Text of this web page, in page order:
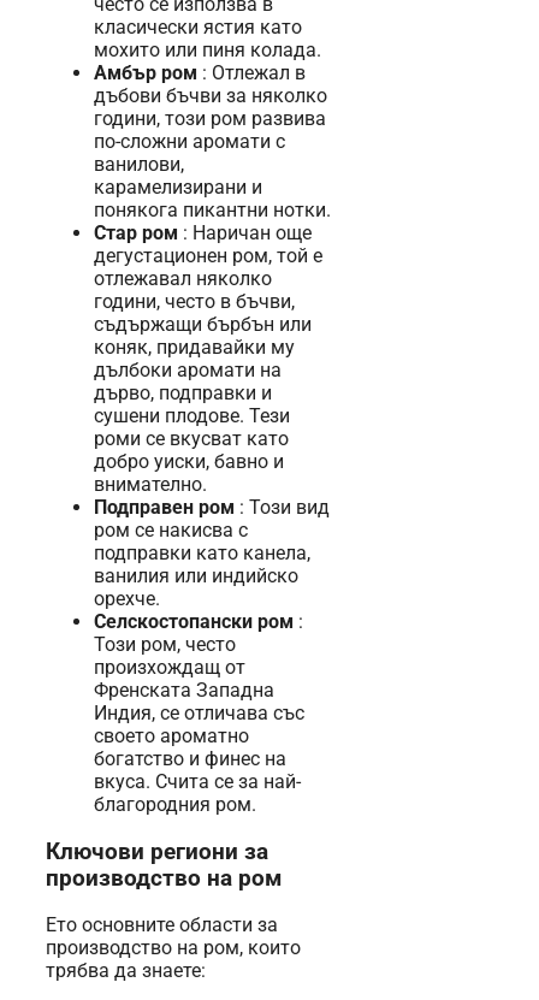
класически ястия като
мохито или пиня колада.
Амбър ром : Отлежал в
дъбови бъчви за няколко
години, този ром развива
по-сложни аромати с
ванилови,
карамелизирани и
понякога пикантни нотки.
Стар ром : Наричан още
дегустационен ром, той е
отлежавал няколко
години, често в бъчви,
съдържащи бърбън или
коняк, придавайки му
дълбоки аромати на
дърво, подправки и
сушени плодове. Тези
роми се вкусват като
добро уиски, бавно и
внимателно.
Подправен ром : Този вид
ром се накисва с
подправки като канела,
ванилия или индийско
орехче.
Селскостопански ром :
Този ром, често
произхождащ от
Френската Западна
Индия, се отличава със
своето ароматно
богатство и финес на
вкуса. Счита се за най-
благородния ром.
Ключови региони за
производство на ром
Ето основните области за
производство на ром, които
трябва да знаете: